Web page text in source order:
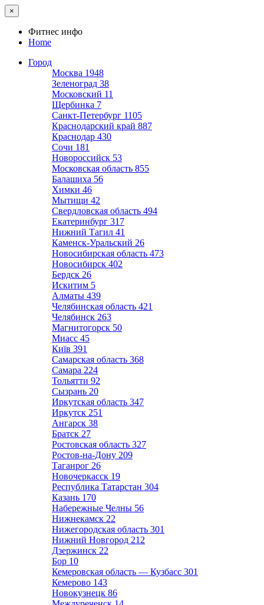
×
Фитнес инфо
Home
Город
Москва 1948
Зеленоград 38
Московский 11
Щербинка 7
Санкт-Петербург 1105
Краснодарский край 887
Краснодар 430
Сочи 181
Новороссийск 53
Московская область 855
Балашиха 56
Химки 46
Мытищи 42
Свердловская область 494
Екатеринбург 317
Нижний Тагил 41
Каменск-Уральский 26
Новосибирская область 473
Новосибирск 402
Бердск 26
Искитим 5
Алматы 439
Челябинская область 421
Челябинск 263
Магнитогорск 50
Миасс 45
Київ 391
Самарская область 368
Самара 224
Тольятти 92
Сызрань 20
Иркутская область 347
Иркутск 251
Ангарск 38
Братск 27
Ростовская область 327
Ростов-на-Дону 209
Таганрог 26
Новочеркасск 19
Республика Татарстан 304
Казань 170
Набережные Челны 56
Нижнекамск 22
Нижегородская область 301
Нижний Новгород 212
Дзержинск 22
Бор 10
Кемеровская область — Кузбасс 301
Кемерово 143
Новокузнецк 86